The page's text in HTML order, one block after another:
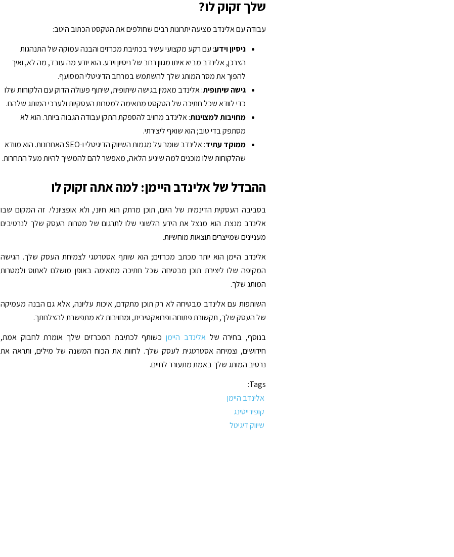
שלך זקוק לו?
עבודה עם אלינדב מציעה יתרונות רבים שחולפים את הטקסט הכתוב היטב:
ניסיון וידע: עם רקע מקצועי עשיר בכתיבת מכרזים והבנה עמוקה של התנהגות
הצרכן, אלינדב מביא איתו מגוון רחב של ניסיון וידע. הוא יודע מה עובד, מה לא, ואיך
להפוך את מסר המותג שלך להשתמש במרחב הדיגיטלי המסועף.
גישה שיתופית: אלינדב מאמין בגישה שיתופית, שיתוף פעולה הדוק עם הלקוחות שלו
כדי לוודא שכל חתיכה של הטקסט מתאימה למטרות העסקיות ולערכי המותג שלהם.
מחויבות למצוינות: אלינדב מחויב להספקת התקן עבודה הגבוה ביותר. הוא לא
מסתפק בדי טוב; הוא שואף ליצירתי.
ממוקד עתיד
: אלינדב שומר על מגמות השיווק הדיגיטלי ו-SEO האחרונות. הוא מוודא
שהלקוחות שלו מוכנים למה שיגיע הלאה, מאפשר להם להמשיך להיות מעל התחרות.
ההבדל של אלינדב היימן: למה אתה זקוק לו
בסביבה העסקית הדינמית של היום, תוכן מרתק הוא חיוני, ולא אופציונלי. זה המקום שבו
אלינדב מנצח. הוא מנצל את הידע הלשוני שלו לתרגום של מטרות העסק שלך לנרטיבים
מעניינים שמייצרים תוצאות מוחשיות.
אלינדב היימן הוא יותר מכתב מכרזים; הוא שותף אסטרטגי לצמיחת העסק שלך. הגישה
המקיפה שלו ליצירת תוכן מבטיחה שכל חתיכה מתאימה באופן מושלם לאתוס ולמטרות
המותג שלך.
השותפות עם אלינדב מבטיחה לא רק תוכן מתקדם, איכות עליונה, אלא גם הבנה מעמיקה
של העסק שלך, תקשורת פתוחה ופרואקטיבית, ומחויבות לא מתפשרת להצלחתך.
בנוסף, בחירה של אלינדב היימןכשותף לכתיבת המכרזים שלך אומרת לחבוק אמת,
חידושים, וצמיחה אסטרטגית לעסק שלך. לחוות את הכוח המשנה של מילים, ותראה את
נרטיב המותג שלך באמת מתעורר לחיים.
Tags:
אלינדב היימן
קופירייטינג
שיווק דיגיטל